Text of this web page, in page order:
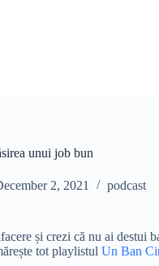
unui job bun
2, 2021 podcast
și crezi că nu ai destui
tot playlistul Un Ban